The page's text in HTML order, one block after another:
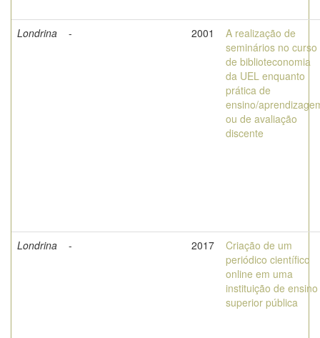
Londrina - 2001
A realização de
seminários no curso
de biblioteconomia
da UEL enquanto
prática de
ensino/
ou de avaliação
discente
Londrina - 2017
Criação de um
periódico científico
online em uma
instituição de ensino
superior pública